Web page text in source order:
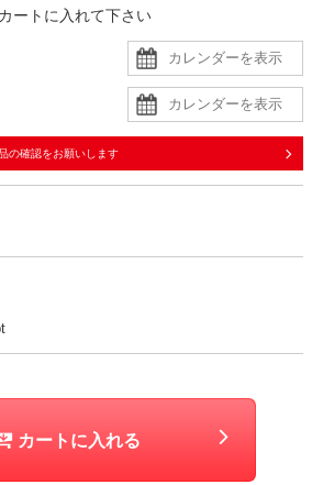
わせてブラックを合わせると、大人の落ち
は、シルバー系をプラスするのがおすすめ
同色裏地の二枚重ね
地の二枚重ね
フォン生地と、レース生地の二枚重ね
成人式、同窓会、パーティー、デートなど
ートに入れて下さい
の確認をお願いします
カートに入れる